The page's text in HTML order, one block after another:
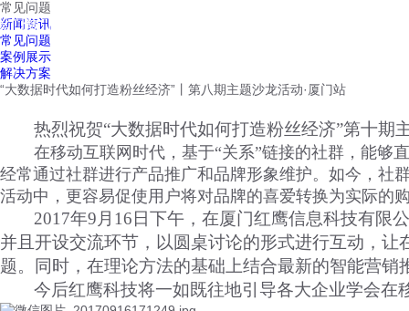
红鹰工作手机
常见问题
新闻资讯
常见问题
案例展示
解决方案
“大数据时代如何打造粉丝经济”丨第八期主题沙龙活动·厦门站
热烈祝贺“大数据时代如何打造粉丝经济”第十
在移动互联网时代，基于“关系”链接的社群，能够
经常通过社群进行产品推广和品牌形象维护。如今，社
活动中，更容易促使用户将对品牌的喜爱转换为实际的
2017年9月16日下午，在厦门红鹰信息科技有限
并且开设交流环节，以圆桌讨论的形式进行互动，
题。同时，在理论方法的基础上结合最新的智能营
今后红鹰科技将一如既往地引导各大企业学会